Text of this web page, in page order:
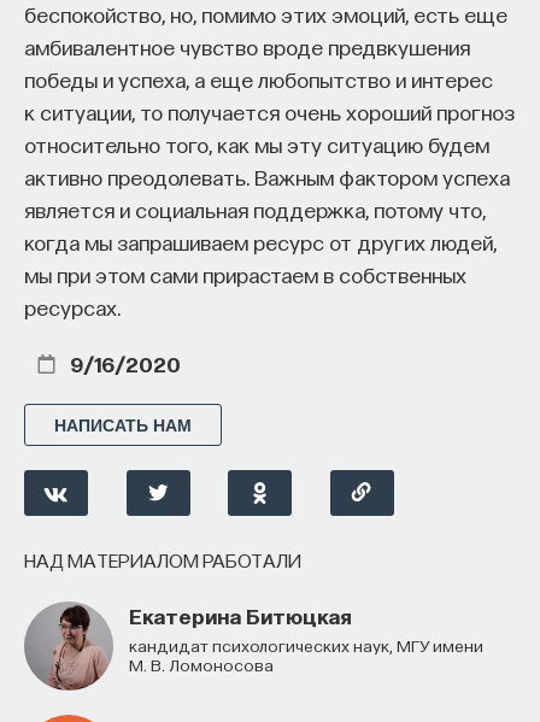
беспокойство, но, помимо этих эмоций, есть еще
амбивалентное чувство вроде предвкушения
победы и успеха, а еще любопытство и интерес
к ситуации, то получается очень хороший прогноз
относительно того, как мы эту ситуацию будем
активно преодолевать. Важным фактором успеха
является и социальная поддержка, потому что,
когда мы запрашиваем ресурс от других людей,
мы при этом сами прирастаем в собственных
ресурсах.
9/16/2020
НАПИСАТЬ НАМ
НАД МАТЕРИАЛОМ РАБОТАЛИ
Екатерина Битюцкая
кандидат психологических наук, МГУ имени
М. В. Ломоносова